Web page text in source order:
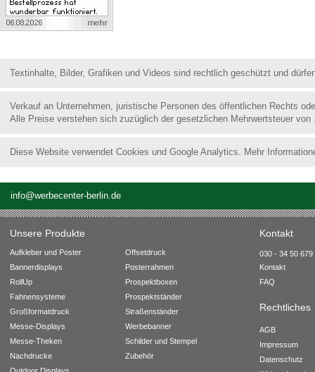
Textinhalte, Bilder, Grafiken und Videos sind rechtlich geschützt und
Verkauf an Unternehmen, juristische Personen des öffentlichen Rechts
Alle Preise verstehen sich zuzüglich der gesetzlichen Mehrwertsteuer von
Diese Website verwendet Cookies und Google Analytics. Mehr
info@werbecenter-berlin.de
Unsere Produkte Kontakt
Aufkleber und Poster
Bannerdisplays
RollUp
Fahnensysteme
Großformatdruck
Messe-Displays
Messe-Theken
Nachdrucke
Offsetdruck
Posterrahmen
Prospektboxen
Prospektständer
Straßenständer
Werbebanner
Schilder und Stempel
Zubehör
030 - 34 50 679
Kontakt
FAQ
Rechtliches
AGB
Impressum
Datenschutz